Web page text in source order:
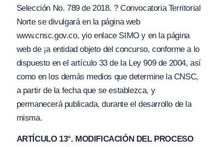
Selección No. 789 de 2018. ? Convocatoria Territorial
Nortese divulgará en la página web
www.cnsc.gov.co, yio enlace SIMO y en la página
web de ¡a entidad objeto del concurso, conforme a lo
dispuesto en el artículo 33 de la Ley 909 de 2004, así
como en los demás medios que determine la CNSC,
a partir de la fecha que se establezca, y
permanecerá publicada, durante el desarrollo de la
misma.
ARTÍCULO 13°. MODIFICACIÓN DEL PROCESO